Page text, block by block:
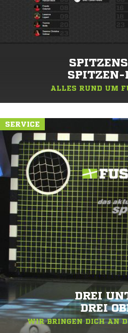
SPITZEN-
ALLES RUND UM
SERVICE
DREI
DREI
WIR BRINGEN DICH AN